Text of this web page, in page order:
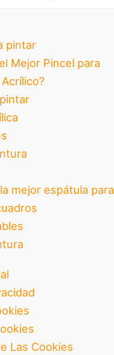
pintar
Mejor Pincel para
mejor espátula para
Las Cookies